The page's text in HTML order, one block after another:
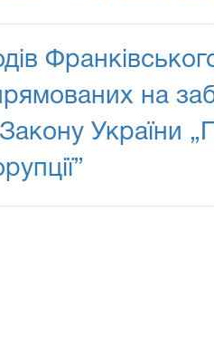
на
України